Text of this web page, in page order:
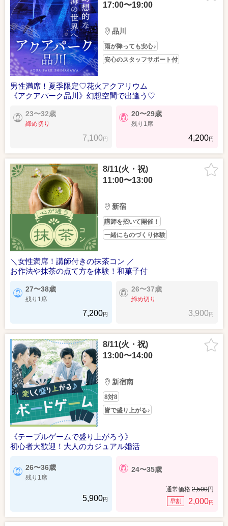
17:00〜19:00
品川
雨が降っても安心♪
安心のスタッフサポート付
男性満席！夏季限定♡花火アクアリウム
《アクアパーク品川》幻想空間で出逢う♡
23〜32歳
締め切り
7,100円
20〜29歳
残り1席
4,200円
8/11(火・祝)
11:00〜13:00
新宿
講師を招いて開催！
一緒にものづくり体験
＼女性満席！講師付きの抹茶コン ／
お作法や抹茶の点て方を体験！和菓子付
27〜38歳
残り1席
7,200円
26〜37歳
締め切り
3,900円
8/11(火・祝)
13:00〜14:00
新宿南
8対8
皆で盛り上がる♪
《テーブルゲームで盛り上がろう》
初心者大歓迎！大人のカジュアル婚活
26〜36歳
残り1席
5,900円
24〜35歳
通常価格 2,500円
早割 2,000円